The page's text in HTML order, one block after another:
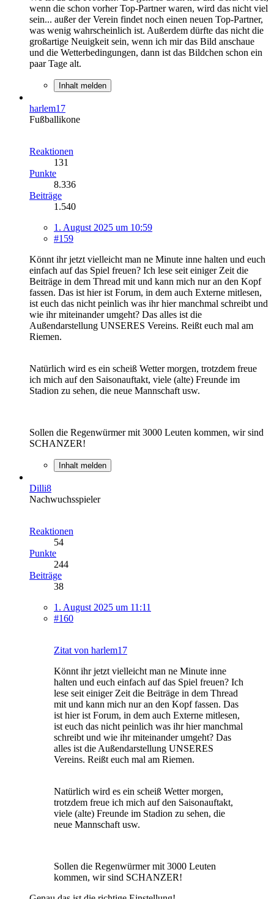
wenn die schon vorher Top-Partner waren, wird das nicht viel
sein... außer der Verein findet noch einen neuen Top-Partner,
was wenig wahrscheinlich ist. Außerdem dürfte das nicht die
großartige Neuigkeit sein, wenn ich mir das Bild anschaue
und die Wetterbedingungen, dann ist das Bildchen schon ein
paar Tage alt.
Inhalt melden
harlem17
Fußballikone
Reaktionen
131
Punkte
8.336
Beiträge
1.540
1. August 2025 um 10:59
#159
Könnt ihr jetzt vielleicht man ne Minute inne halten und euch
einfach auf das Spiel freuen? Ich lese seit einiger Zeit die
Beiträge in dem Thread mit und kann mich nur an den Kopf
fassen. Das ist hier ist Forum, in dem auch Externe mitlesen,
ist euch das nicht peinlich was ihr hier manchmal schreibt und
wie ihr miteinander umgeht? Das alles ist die
Außendarstellung UNSERES Vereins. Reißt euch mal am
Riemen.
Natürlich wird es ein scheiß Wetter morgen, trotzdem freue
ich mich auf den Saisonauftakt, viele (alte) Freunde im
Stadion zu sehen, die neue Mannschaft usw.
Sollen die Regenwürmer mit 3000 Leuten kommen, wir sind
SCHANZER!
Inhalt melden
Dilli8
Nachwuchsspieler
Reaktionen
54
Punkte
244
Beiträge
38
1. August 2025 um 11:11
#160
Zitat von harlem17
Könnt ihr jetzt vielleicht man ne Minute inne
halten und euch einfach auf das Spiel freuen? Ich
lese seit einiger Zeit die Beiträge in dem Thread
mit und kann mich nur an den Kopf fassen. Das
ist hier ist Forum, in dem auch Externe mitlesen,
ist euch das nicht peinlich was ihr hier manchmal
schreibt und wie ihr miteinander umgeht? Das
alles ist die Außendarstellung UNSERES
Vereins. Reißt euch mal am Riemen.
Natürlich wird es ein scheiß Wetter morgen,
trotzdem freue ich mich auf den Saisonauftakt,
viele (alte) Freunde im Stadion zu sehen, die
neue Mannschaft usw.
Sollen die Regenwürmer mit 3000 Leuten
kommen, wir sind SCHANZER!